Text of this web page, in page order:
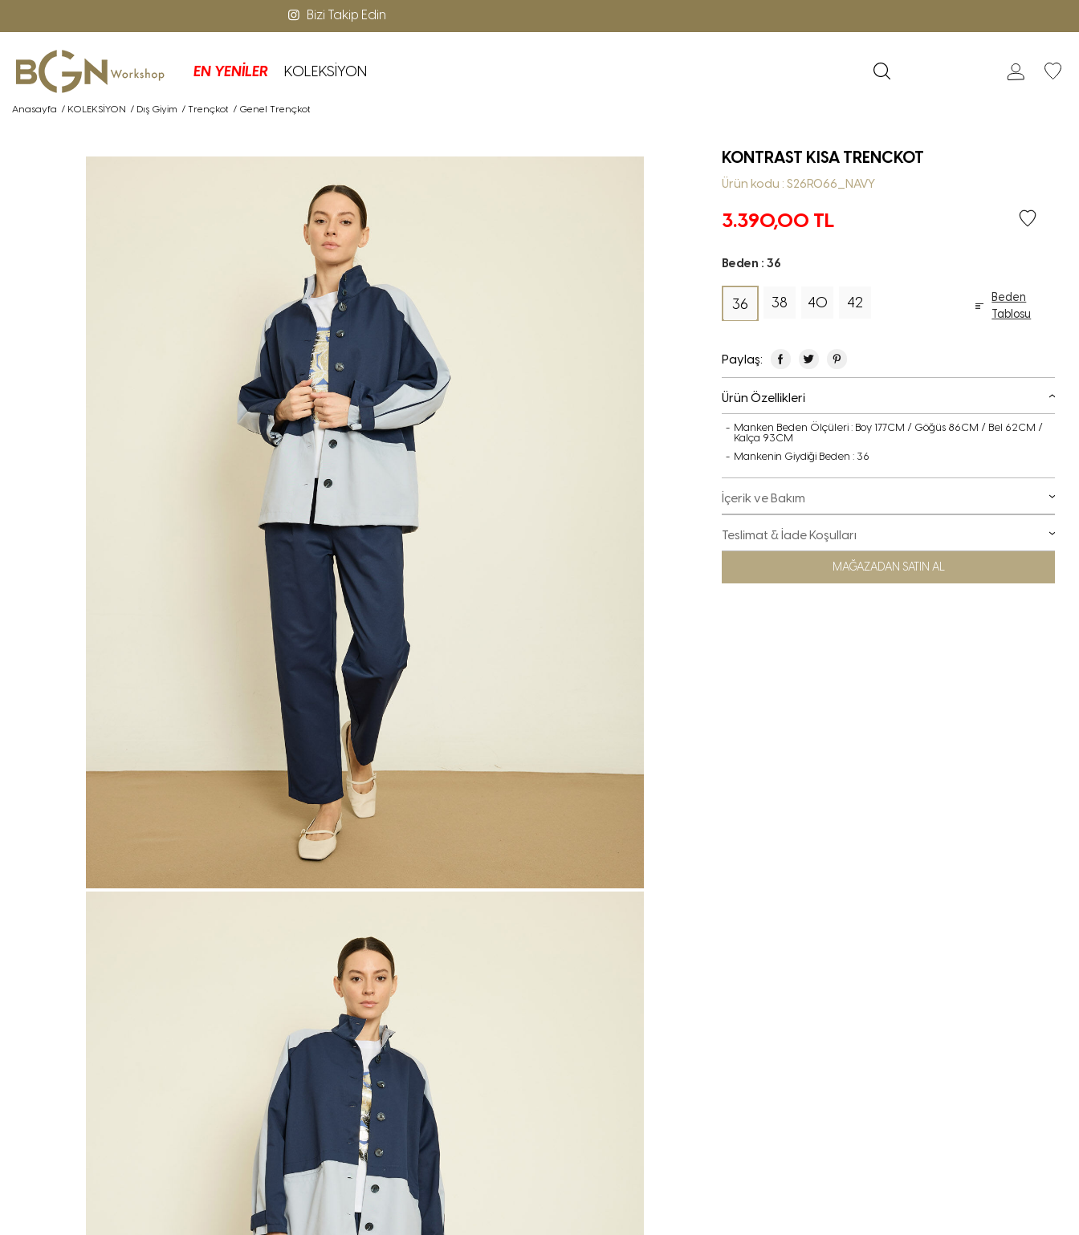
Bizi Takip Edin
EN YENİLER KOLEKSİYON
Anasayfa / KOLEKSİYON / Dış Giyim / Trençkot / Genel Trençkot
KONTRAST KISA TRENCKOT
Ürün kodu : S26R066_NAVY
3.390,00 TL
Beden :36
36 38 40 42
Beden
Tablosu
Paylaş:
Ürün Özellikleri
Manken Beden Ölçüleri : Boy 177CM / Göğüs 86CM / Bel 62CM /
Kalça 93CM
Mankenin Giydiği Beden : 36
İçerik ve Bakım
Teslimat & İade Koşulları
MAĞAZADAN SATIN AL